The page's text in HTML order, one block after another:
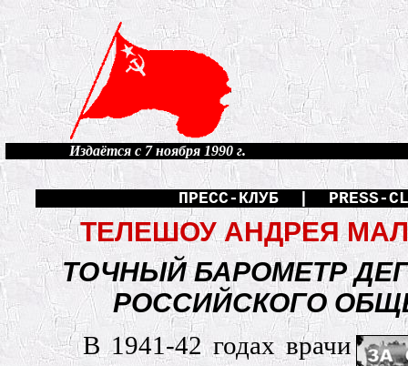
Издаётся с 7 ноября 1990 г.
ПРЕСС-КЛУБ | PRESS-
ТЕЛЕШОУ АНДРЕЯ
ТОЧНЫЙ БАРОМЕТР
РОССИЙСКОГО
В 1941-42 годах врачи